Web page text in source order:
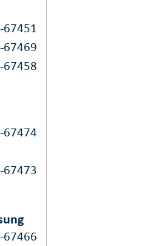
67451
67469
67458
67474
67473
67466